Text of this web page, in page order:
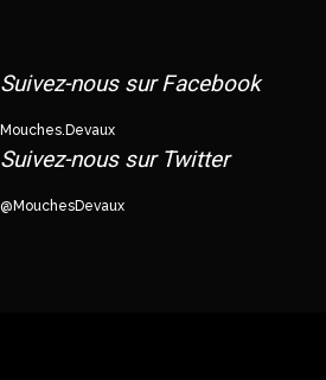
Suivez-nous sur Facebook
Mouches.Devaux
Suivez-nous sur Twitter
@MouchesDevaux